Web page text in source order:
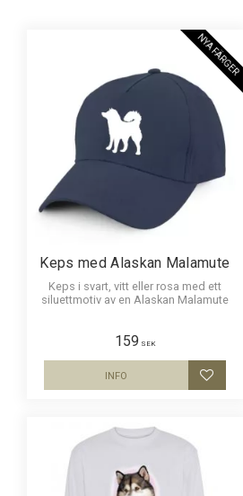
Keps med Alaskan Malamute
Keps i svart, vitt eller rosa med ett
siluettmotiv av en Alaskan Malamute
159 SEK
NYA FÄRGER
Lägg
INFO